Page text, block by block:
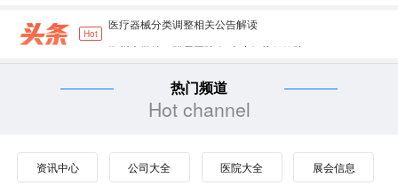
Hot
郑州大学第三附属医院(河南省妇幼保健院）
郑州大学第二附属医院NICU设备采购项目-公
河南科技大学第一附属医院肿瘤楼数据库软件
医疗器械分类目录动态调整工作程序
热门频道
Hot channel
资讯中心 公司大全 医院大全 展会信息